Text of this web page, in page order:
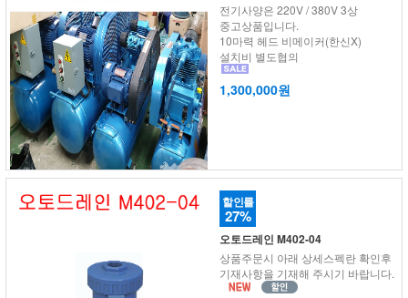
전기사양은 220V / 380V 3상
중고상품입니다.
10마력 헤드 비메이커(한신X)
설치비 별도협의
1,300,000원
할인률
27%
오토드레인 M402-04
상품주문시 아래 상세스펙란 확인후
기재사항을 기재해 주시기 바랍니다.